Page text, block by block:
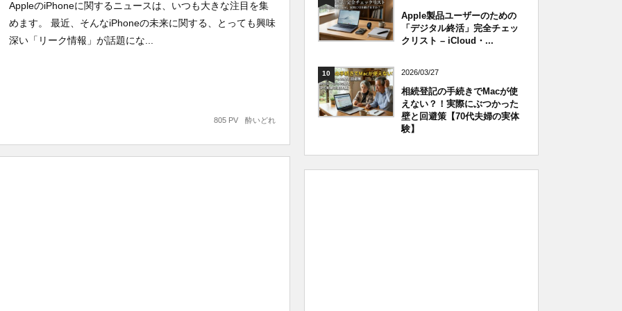
AppleのiPhoneに関するニュースは、いつも大きな注目を集
めます。 最近、そんなiPhoneの未来に関する、とっても興味
深い「リーク情報」が話題にな...
酔いどれ
805 PV
Apple製品ユーザーのための
「デジタル終活」完全チェッ
クリスト – iCloud・...
10 2026/03/27
相続登記の手続きでMacが使
えない？！実際にぶつかった
壁と回避策【70代夫婦の実体
験】